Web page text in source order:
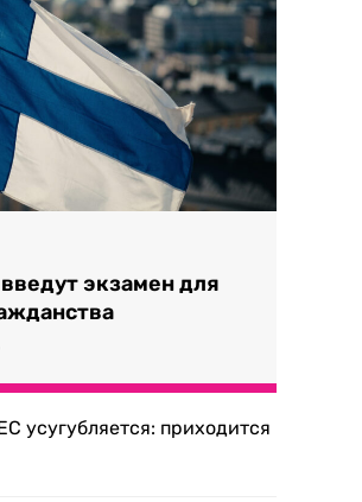
экзамен для
усугубляется: приходится